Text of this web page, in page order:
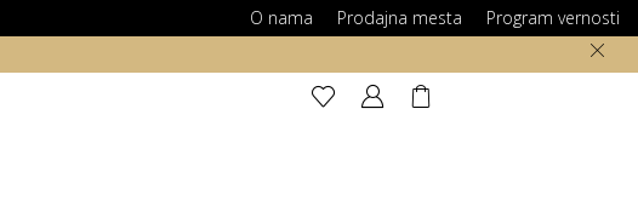
O nama Prodajna mesta Program vernosti